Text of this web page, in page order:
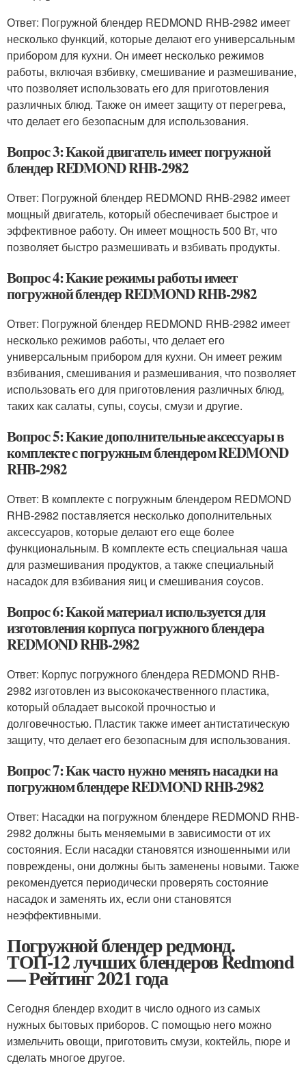
Ответ: Погружной блендер REDMOND RHB-2982 имеет
несколько функций, которые делают его универсальным
прибором для кухни. Он имеет несколько режимов
работы, включая взбивку, смешивание и размешивание,
что позволяет использовать его для приготовления
различных блюд. Также он имеет защиту от перегрева,
что делает его безопасным для использования.
Вопрос 3: Какой двигатель имеет погружной
блендер REDMOND RHB-2982
Ответ: Погружной блендер REDMOND RHB-2982 имеет
мощный двигатель, который обеспечивает быстрое и
эффективное работу. Он имеет мощность 500 Вт, что
позволяет быстро размешивать и взбивать продукты.
Вопрос 4: Какие режимы работы имеет
погружной блендер REDMOND RHB-2982
Ответ: Погружной блендер REDMOND RHB-2982 имеет
несколько режимов работы, что делает его
универсальным прибором для кухни. Он имеет режим
взбивания, смешивания и размешивания, что позволяет
использовать его для приготовления различных блюд,
таких как салаты, супы, соусы, смузи и другие.
Вопрос 5: Какие дополнительные аксессуары в
комплекте с погружным блендером REDMOND
RHB-2982
Ответ: В комплекте с погружным блендером REDMOND
RHB-2982 поставляется несколько дополнительных
аксессуаров, которые делают его еще более
функциональным. В комплекте есть специальная чаша
для размешивания продуктов, а также специальный
насадок для взбивания яиц и смешивания соусов.
Вопрос 6: Какой материал используется для
изготовления корпуса погружного блендера
REDMOND RHB-2982
Ответ: Корпус погружного блендера REDMOND RHB-
2982 изготовлен из высококачественного пластика,
который обладает высокой прочностью и
долговечностью. Пластик также имеет антистатическую
защиту, что делает его безопасным для использования.
Вопрос 7: Как часто нужно менять насадки на
погружном блендере REDMOND RHB-2982
Ответ: Насадки на погружном блендере REDMOND RHB-
2982 должны быть меняемыми в зависимости от их
состояния. Если насадки становятся изношенными или
повреждены, они должны быть заменены новыми. Также
рекомендуется периодически проверять состояние
насадок и заменять их, если они становятся
неэффективными.
Погружной блендер редмонд.
ТОП-12 лучших блендеров Redmond
— Рейтинг 2021 года
Сегодня блендер входит в число одного из самых
нужных бытовых приборов. С помощью него можно
измельчить овощи, приготовить смузи, коктейль, пюре и
сделать многое другое.